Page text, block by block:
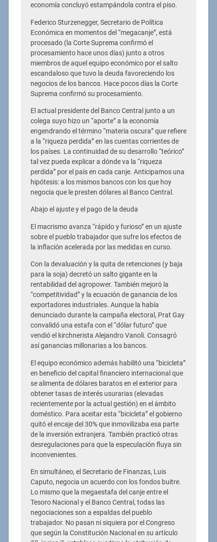
economía concluyó estampándola contra el piso.
Federico Sturzenegger, Secretario de Política
Económica en momentos del “megacanje”, está
procesado (la Corte Suprema confirmó el
procesamiento hace unos días) junto a otros
miembros de aquel equipo económico por el salto
escandaloso que tuvo la deuda favoreciendo los
negocios de los bancos. Hace pocos días la Corte
Suprema confirmó su procesamiento.
El actual presidente del Banco Central junto a un
colega suyo hizo un “aporte” a la economía
engendrando el término “materia oscura” que refiere
a la “riqueza perdida” en las cuentas corrientes de
los países. La continuidad de su desarrollo “teórico”
tal vez pueda explicar a dónde va la “riqueza
perdida” por el país en cada canje. Anticipamos una
hipótesis: a los mismos bancos con los que hoy
negocia que le presten dólares al Banco Central.
Abajo el ajuste y el pago de la deuda
El macrismo avanza “rápido y furioso” en un ajuste
sobre el pueblo trabajador que sufre los efectos de
la inflación acelerada por las medidas en curso.
Con la devaluación y la quita de retenciones (y baja
para la soja) decretó un salto gigante en la
rentabilidad del agropower. También mejoró la
“competitividad” y la ecuación de ganancia de los
exportadores industriales. Aunque la había
denunciado durante la campaña electoral, Prat Gay
convalidó una estafa con el “dólar futuro” que
vendió el kirchnerista Alejandro Vanoli. Consagró
así ganancias millonarias a los bancos.
El equipo económico además habilitó una “bicicleta”
en beneficio del capital financiero internacional que
se alimenta de dólares baratos en el exterior para
obtener tasas de interés usurarias (elevadas
recientemente por la actual gestión) en el ámbito
doméstico. Para aceitar esta “bicicleta” el gobierno
quitó el encaje del 30% que inmovilizaba esa parte
de la inversión extranjera. También practicó otras
desregulaciones para que la especulación fluya sin
inconvenientes.
En simultáneo, el Secretario de Finanzas, Luis
Caputo, negocia un acuerdo con los fondos buitre.
Lo mismo que la megaestafa del canje entre el
Tesoro Nacional y el Banco Central, todas las
negociaciones son a espaldas del pueblo
trabajador. No pasan ni siquiera por el Congreso
que según la Constitución Nacional en su artículo